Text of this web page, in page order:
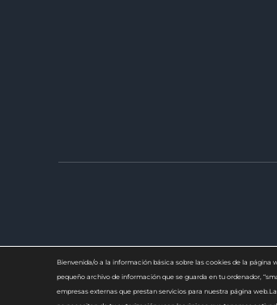
Bienvenida/o a la información básica sobre las cookies de la página
pequeño archivo de información que se guarda en tu ordenador,
empresas externas que prestan servicios para nuestra página